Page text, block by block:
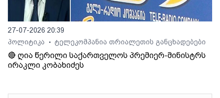
27-07-2026 20:39
პოლიტიკა
• ტელეკომპანია თრიალეთის განცხადებები
🔴 ღია წერილი საქართველოს პრემიერ-მინისტრს
ირაკლი კობახიძეს